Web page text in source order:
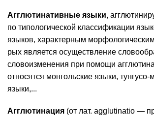
Агглютинативные языки,
по типологической классификации
языков, характерным
рых является осуществление
словоизменения при помощи
относятся монгольские языки, тунгусо-
языки,...
Агглютинация (от лат. agglutinatio —